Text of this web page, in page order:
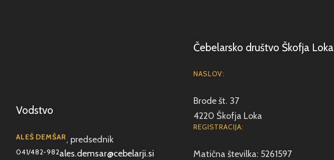
Vodstvo
ALEŠ DEMŠAR, predsednik
041/482-982ales.demsar@cebelarji.si
Čebelarsko društvo Škofja Loka
NASLOV:
Brode št. 37
4220 Škofja Loka
REGISTRACIJA:
Matična številka: 5261597